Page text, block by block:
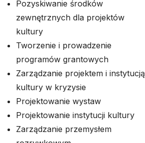
Pozyskiwanie środków
zewnętrznych dla projektów
kultury
Tworzenie i prowadzenie
programów grantowych
Zarządzanie projektem i instytucją
kultury w kryzysie
Projektowanie wystaw
Projektowanie instytucji kultury
Zarządzanie przemysłem